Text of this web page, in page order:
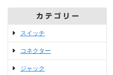
スイッチ
コネクター
ジャック